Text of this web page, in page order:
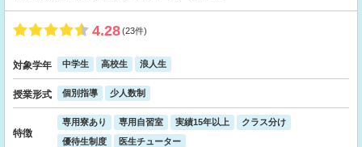
4.28(23件)
対象学年 中学生 高校生 浪人生
授業形式 個別指導 少人数制
特徴
専用寮あり 専用自習室 実績15年以上
クラス分け
優待生制度
医生チューター